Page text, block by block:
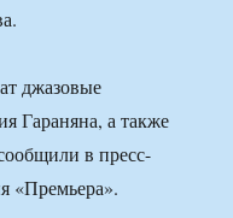
джазовые
Гараняна, а также
в пресс-
«Премьера».